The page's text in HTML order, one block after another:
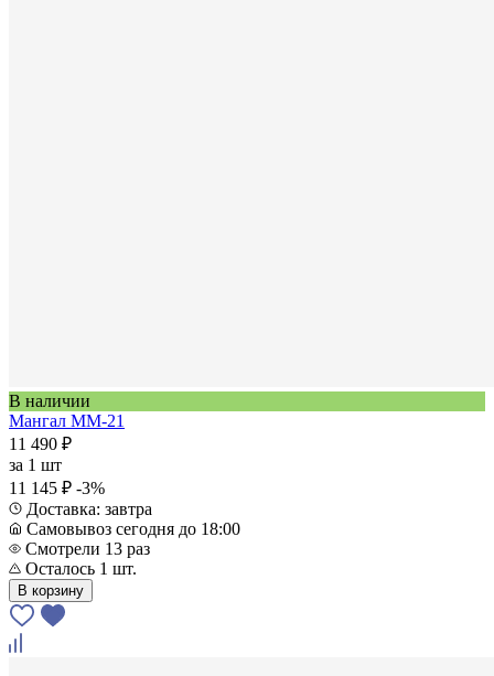
В наличии
Мангал ММ-21
11 490 ₽
за 1 шт
11 145 ₽ -3%
Доставка: завтра
Самовывоз сегодня до 18:00
Смотрели 13 раз
Осталось 1 шт.
В корзину